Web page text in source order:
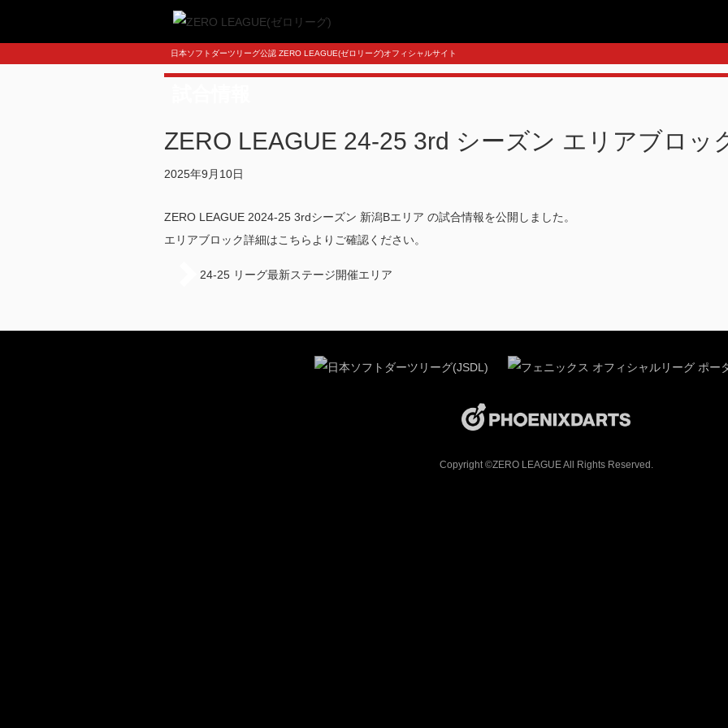
日本ソフトダーツリーグ公認 ZERO LEAGUE(ゼロリーグ)オフィシャルサイト
ZERO LEAGUE 24-25 3rd シーズン エリアブロッ
2025年9月10日
ZERO LEAGUE 2024-25 3rdシーズン 新潟Bエリア の試合情報を公開しました。
エリアブロック詳細はこちらよりご確認ください。
24-25 リーグ最新ステージ開催エリア
Copyright ©ZERO LEAGUE All Rights Reserved.